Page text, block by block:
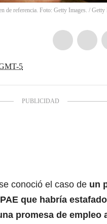
de referencia. Foto: Getty Images. / Getty
5
conoció el caso de un
que habría
promesa de empleo